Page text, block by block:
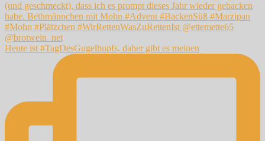
Heute ist #TagDesGugelhupfs, daher gibt es meinen